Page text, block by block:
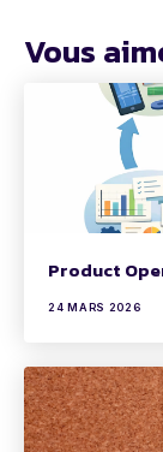
Vous
Product
24 MARS 2026